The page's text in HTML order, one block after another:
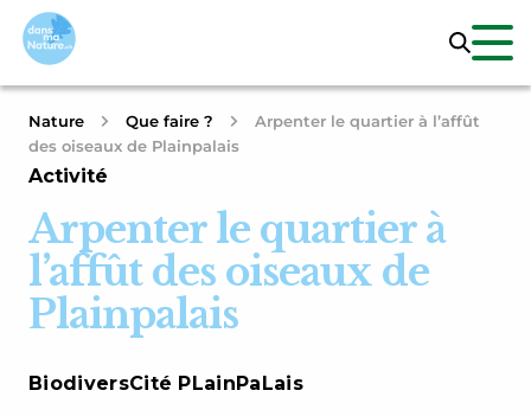
Nature Que faire ?
Arpenter le quartier à l’affût
des oiseaux de Plainpalais
Activité
Arpenter le quartier à
l’affût des oiseaux de
Plainpalais
BiodiversCité PLainPaLais